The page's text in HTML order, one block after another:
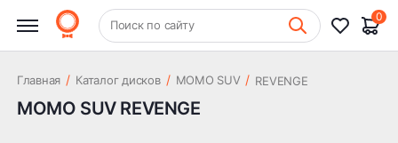
+7 (831) 261-35-35 Шиномонтаж
Поиск по сайту
0
Главная / Каталог дисков / MOMO SUV / REVENGE
MOMO SUV REVENGE